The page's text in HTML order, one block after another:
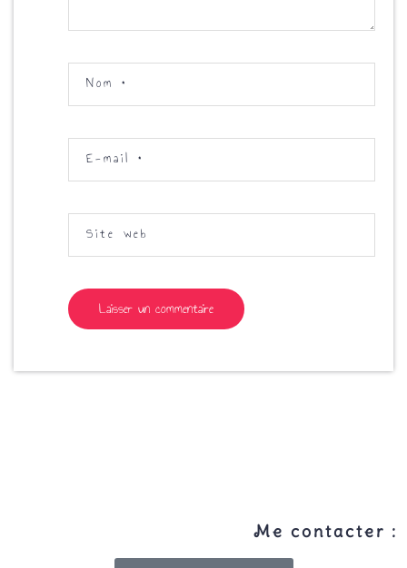
Nom *
E-mail *
Site web
Me contacter :